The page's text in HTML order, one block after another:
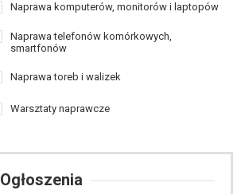
Naprawa komputerów, monitorów i laptopów
Naprawa telefonów komórkowych,
smartfonów
Naprawa toreb i walizek
Warsztaty naprawcze
Ogłoszenia